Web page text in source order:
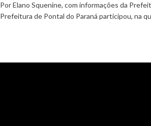
Por Elano Squenine, com informações da
Prefeitura de Pontal do Paraná participou, na